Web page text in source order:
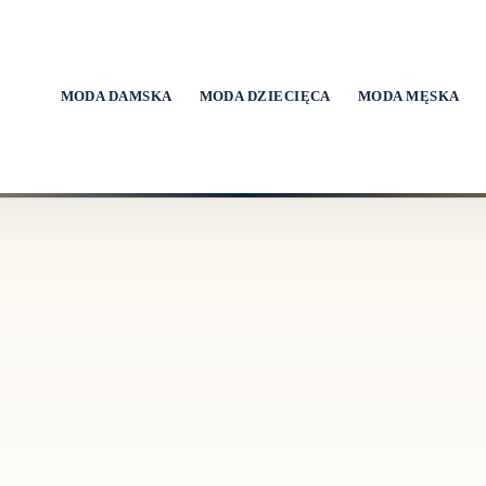
MODA DAMSKA MODA DZIECIĘCA MODA MĘSKA